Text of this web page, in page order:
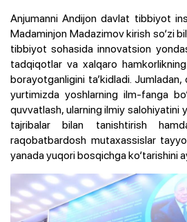
Anjumanni Andijon davlat tibbiyot
Madaminjon Madazimov kirish so‘zi
tibbiyot sohasida innovatsion
tadqiqotlar va xalqaro
borayotganligini ta’kidladi.
yurtimizda yoshlarning ilm-fanga
quvvatlash, ularning ilmiy salohiyatini
tajribalar bilan tanishtirish
raqobatbardosh mutaxassislar
yanada yuqori bosqichga ko‘tarishini